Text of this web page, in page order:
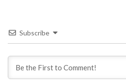
Subscribe